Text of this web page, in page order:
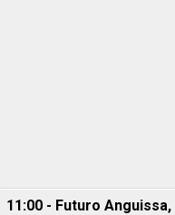
11:00 - Futuro